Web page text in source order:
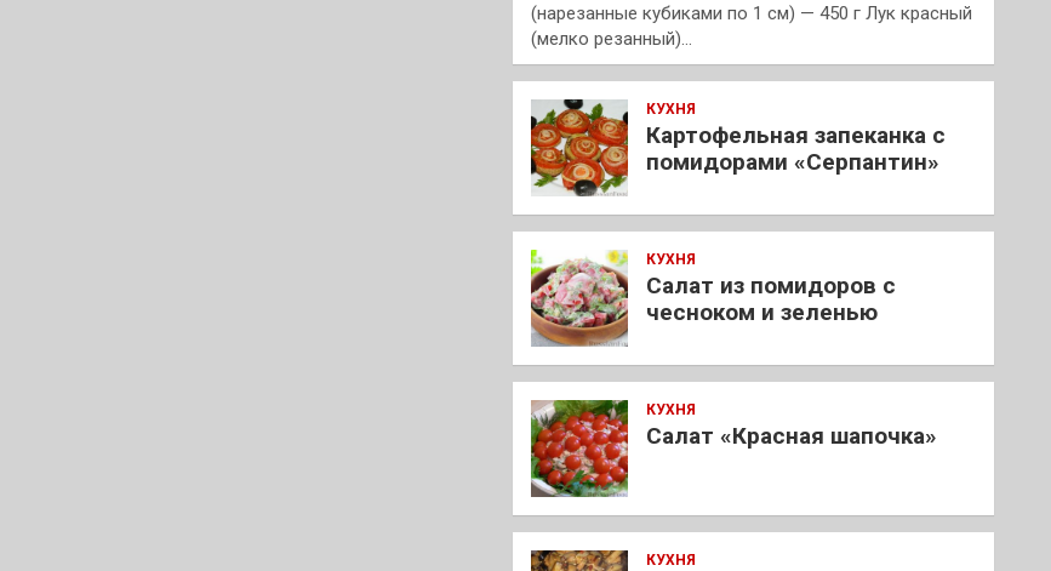
(нарезанные кубиками по 1 см) — 450 г Лук красный
(мелко резанный)…
КУХНЯ
Картофельная запеканка с
помидорами «Серпантин»
КУХНЯ
Салат из помидоров с
чесноком и зеленью
КУХНЯ
Салат «Красная шапочка»
КУХНЯ